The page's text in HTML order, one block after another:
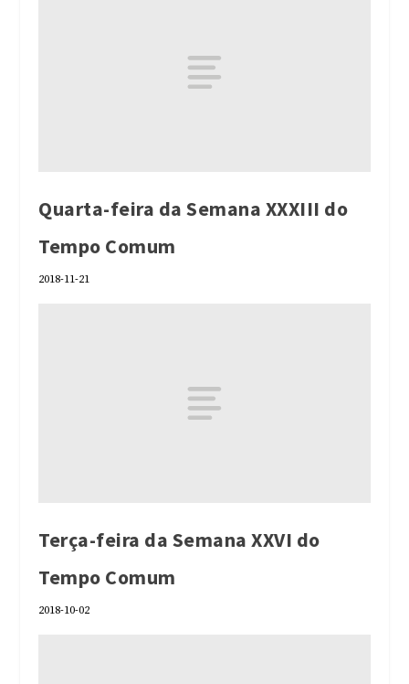
Quarta-feira da Semana XXXIII do
Tempo Comum
2018-11-21
Terça-feira da Semana XXVI do
Tempo Comum
2018-10-02